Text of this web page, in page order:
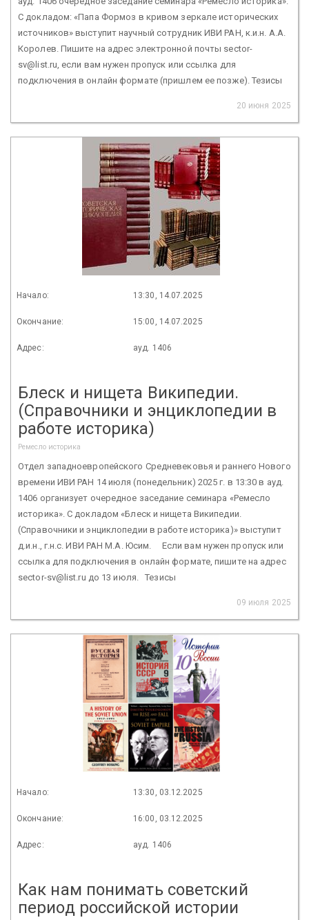
С докладом: «Папа Формоз в кривом зеркале исторических
источников» выступит научный сотрудник ИВИ РАН, к.и.н. А.А.
Королев. Пишите на адрес электронной почты sector-
sv@list.ru, если вам нужен пропуск или ссылка для
подключения в онлайн формате (пришлем ее позже). Тезисы
20 июня 2025
Начало: 13:30, 14.07.2025
Окончание: 15:00, 14.07.2025
Адрес: ауд. 1406
Блеск и нищета Википедии.
(Справочники и энциклопедии в
работе историка)
Ремесло историка
Отдел западноевропейского Средневековья и раннего Нового
времени ИВИ РАН 14 июля (понедельник) 2025 г. в 13:30 в ауд.
1406 организует очередное заседание семинара «Ремесло
историка». С докладом «Блеск и нищета Википедии.
(Справочники и энциклопедии в работе историка)» выступит
д.и.н., г.н.с. ИВИ РАН М.А. Юсим. Если вам нужен пропуск или
ссылка для подключения в онлайн формате, пишите на адрес
sector-sv@list.ru до 13 июля. Тезисы
09 июля 2025
Начало: 13:30, 03.12.2025
Окончание: 16:00, 03.12.2025
Адрес: ауд. 1406
Как нам понимать советский
период российской истории